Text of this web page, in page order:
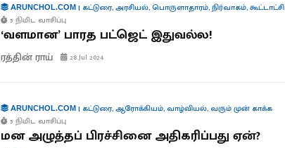
ARUNCHOL.COM| கட்டுரை,அரசியல்,பொருளாதாரம்,நிர்வாகம்,கூட்டாட்சி
5 நிமிட வாசிப்பு
‘வளமான’ பாரத பட்ஜெட் இதுவல்ல!
ரத்தின் ராய் 28 Jul 2024
ARUNCHOL.COM| கட்டுரை,ஆரோக்கியம், வாழ்வியல், வரும் முன் காக்க
5 நிமிட வாசிப்பு
மன அழுத்தப் பிரச்சினை அதிகரிப்பது ஏன்?